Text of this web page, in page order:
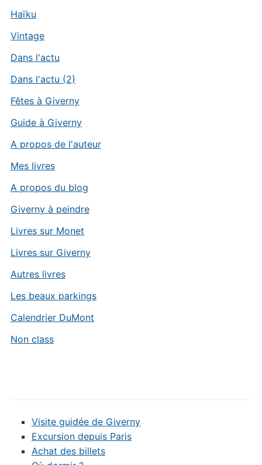
Haïku
Vintage
Dans l'actu
Dans l'actu (2)
Fêtes à Giverny
Guide à Giverny
A propos de l'auteur
Mes livres
A propos du blog
Giverny à peindre
Livres sur Monet
Livres sur Giverny
Autres livres
Les beaux parkings
Calendrier DuMont
Non class
Visite guidée de Giverny
Excursion depuis Paris
Achat des billets